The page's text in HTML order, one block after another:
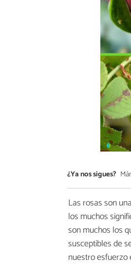
¿Ya nos sigues?
Las rosas son
los muchos
son muchos los
susceptibles de
nuestro esfuerzo